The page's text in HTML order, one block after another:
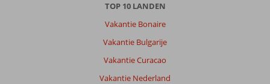
TOP 10 LANDEN
Vakantie Bonaire
Vakantie Bulgarije
Vakantie Curacao
Vakantie Nederland